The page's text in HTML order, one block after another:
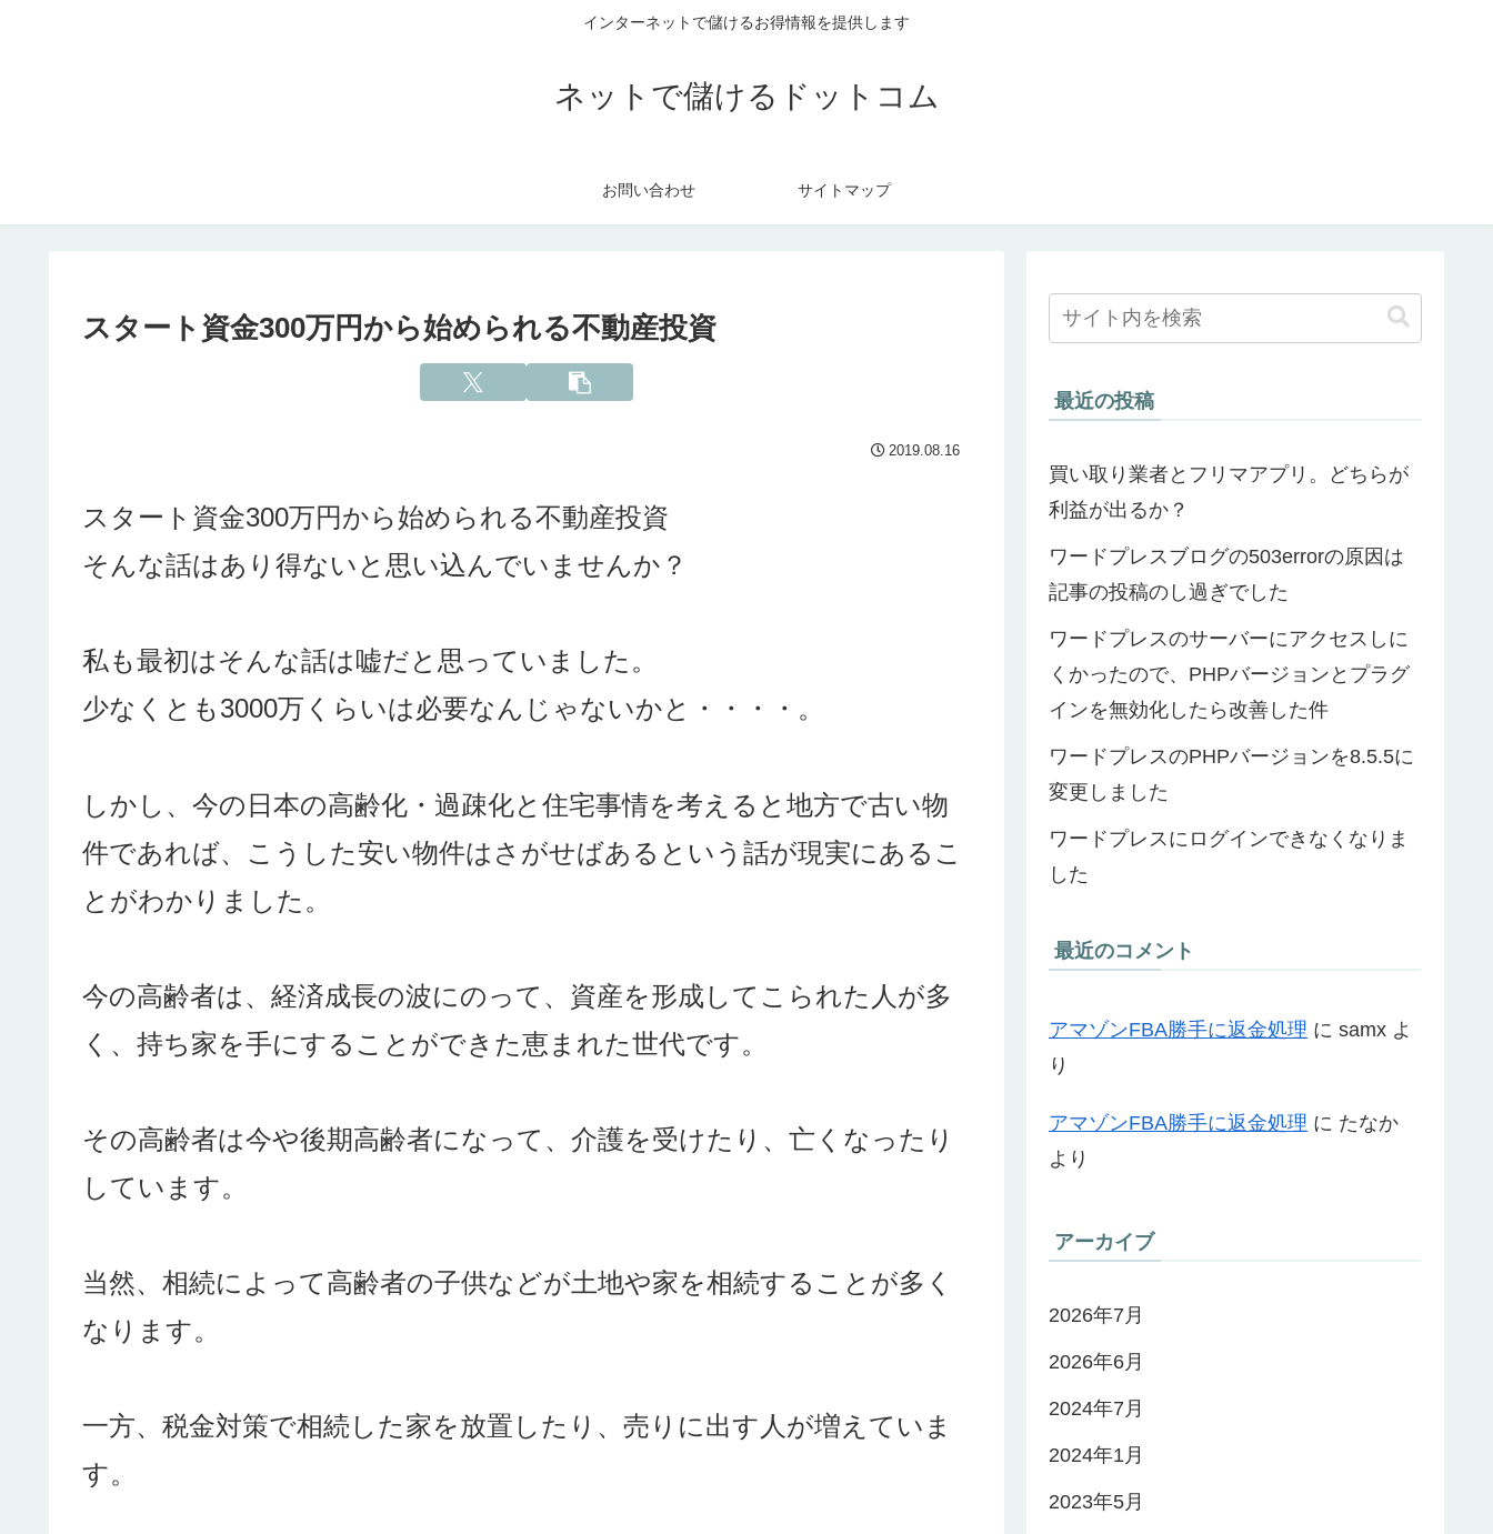
インターネットで儲けるお得情報を提供します
ネットで儲けるドットコム
お問い合わせ サイトマップ
スタート資金300万円から始められる不動産投資
2019.08.16
スタート資金300万円から始められる不動産投資
そんな話はあり得ないと思い込んでいませんか？
私も最初はそんな話は嘘だと思っていました。
少なくとも3000万くらいは必要なんじゃないかと・・・・。
しかし、今の日本の高齢化・過疎化と住宅事情を考えると地方で古い物
件であれば、こうした安い物件はさがせばあるという話が現実にあるこ
とがわかりました。
今の高齢者は、経済成長の波にのって、資産を形成してこられた人が多
く、持ち家を手にすることができた恵まれた世代です。
その高齢者は今や後期高齢者になって、介護を受けたり、亡くなったり
しています。
当然、相続によって高齢者の子供などが土地や家を相続することが多く
なります。
一方、税金対策で相続した家を放置したり、売りに出す人が増えていま
す。
最近の投稿
買い取り業者とフリマアプリ。どちらが
利益が出るか？
ワードプレスブログの503errorの原因は
記事の投稿のし過ぎでした
ワードプレスのサーバーにアクセスしに
くかったので、PHPバージョンとプラグ
インを無効化したら改善した件
ワードプレスのPHPバージョンを8.5.5に
変更しました
ワードプレスにログインできなくなりま
した
最近のコメント
アマゾンFBA勝手に返金処理 に samx よ
り
アマゾンFBA勝手に返金処理 に たなか
より
アーカイブ
2026年7月
2026年6月
2024年7月
2024年1月
2023年5月